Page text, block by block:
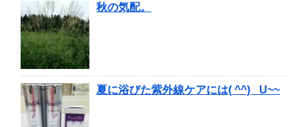
秋の気配。
夏に浴びた紫外線ケアには( ^^) _U~~